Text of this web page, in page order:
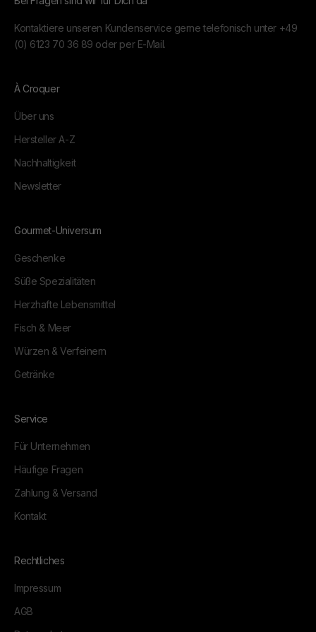
Kontaktiere unseren Kundenservice gerne telefonisch unter +49
(0) 6123 70 36 89 oder per E-Mail.
À Croquer
Über uns
Hersteller A-Z
Nachhaltigkeit
Newsletter
Gourmet-Universum
Geschenke
Süße Spezialitäten
Herzhafte Lebensmittel
Fisch & Meer
Würzen & Verfeinern
Getränke
Service
Für Unternehmen
Häufige Fragen
Zahlung & Versand
Kontakt
Rechtliches
Impressum
AGB